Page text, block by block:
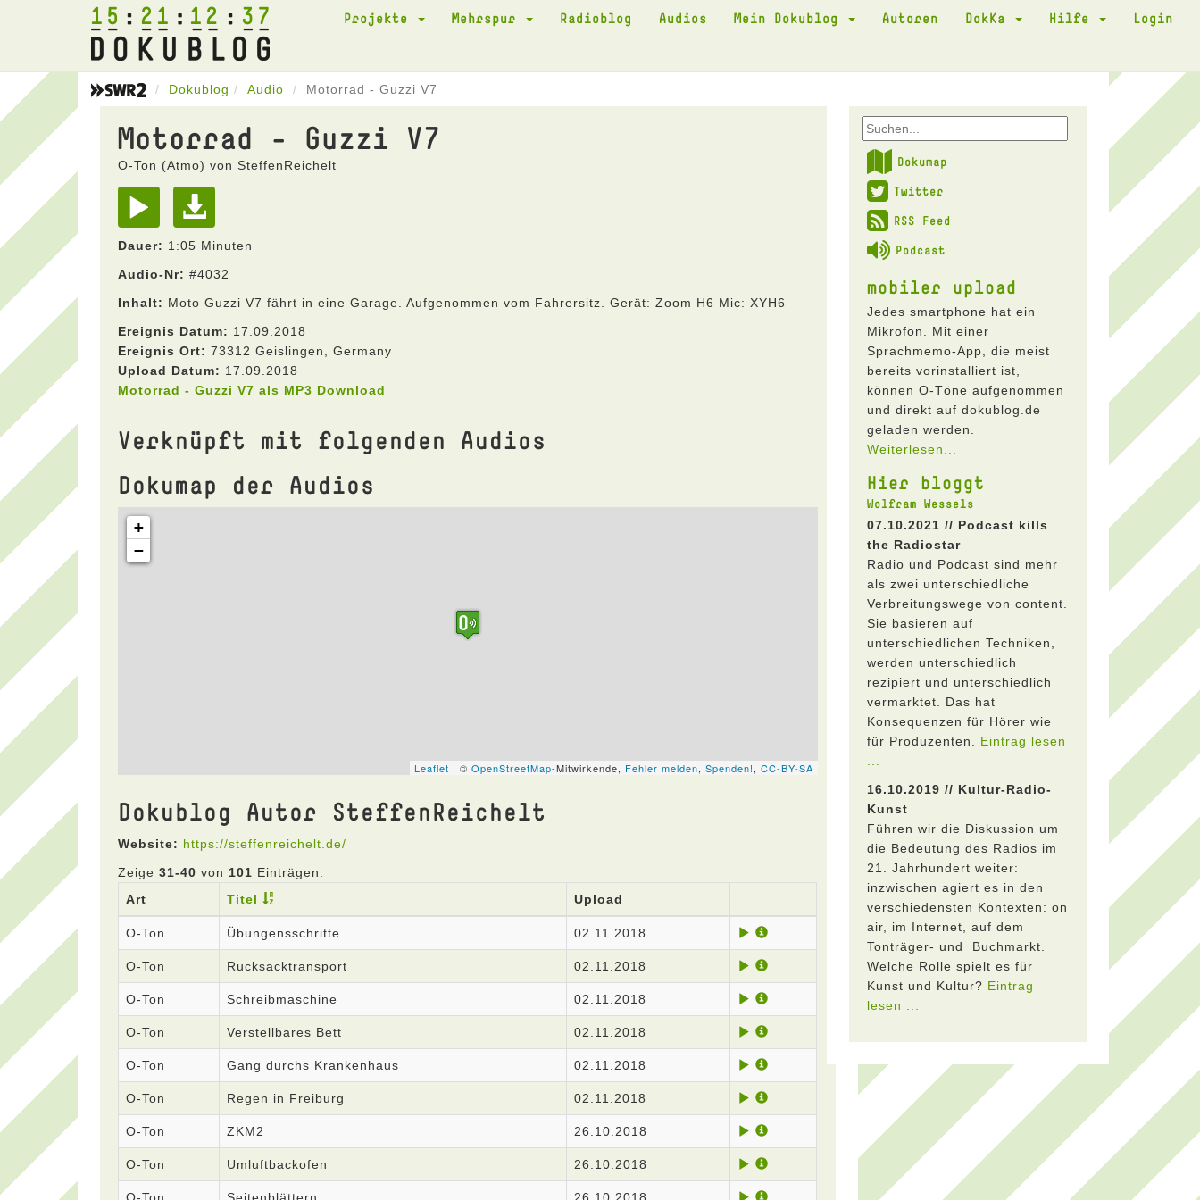
15 21 12 37 Projekte Mehrspur Radioblog Audios Mein Dokublog Autoren DokKa Hilfe Login
Dokublog Audio Motorrad - Guzzi V7
Motorrad - Guzzi V7
O-Ton (Atmo) von SteffenReichelt
Dauer: 1:05 Minuten
Audio-Nr: #4032
Inhalt: Moto Guzzi V7 fährt in eine Garage. Aufgenommen vom Fahrersitz. Gerät: Zoom H6 Mic: XYH6
Ereignis Datum: 17.09.2018
Ereignis Ort: 73312 Geislingen, Germany
Upload Datum: 17.09.2018
Motorrad - Guzzi V7 als MP3 Download
Verknüpft mit folgenden Audios
Dokumap der Audios
Dokublog Autor SteffenReichelt
Website: https://steffenreichelt.de/
Zeige 31-40 von 101 Einträgen.
Art
Titel Upload
O-Ton Übungensschritte 02.11.2018
O-Ton Rucksacktransport 02.11.2018
O-Ton Schreibmaschine 02.11.2018
O-Ton Verstellbares Bett 02.11.2018
O-Ton Gang durchs Krankenhaus 02.11.2018
O-Ton Regen in Freiburg 02.11.2018
O-Ton ZKM2 26.10.2018
O-Ton Umluftbackofen 26.10.2018
Dokumap
Twitter
RSS Feed
Podcast
mobiler upload
Jedes smartphone hat ein
Mikrofon. Mit einer
Sprachmemo-App, die meist
bereits vorinstalliert ist,
können O-Töne aufgenommen
und direkt auf dokublog.de
geladen werden.
Weiterlesen...
Hier bloggt
Wolfram Wessels
07.10.2021 // Podcast kills
the Radiostar
Radio und Podcast sind mehr
als zwei unterschiedliche
Verbreitungswege von content.
Sie basieren auf
unterschiedlichen Techniken,
werden unterschiedlich
rezipiert und unterschiedlich
vermarktet. Das hat
Konsequenzen für Hörer wie
für Produzenten. Eintrag lesen
16.10.2019 // Kultur-Radio-
Kunst
Führen wir die Diskussion um
die Bedeutung des Radios im
21. Jahrhundert weiter:
inzwischen agiert es in den
verschiedensten Kontexten: on
air, im Internet, auf dem
Tonträger- und Buchmarkt.
Welche Rolle spielt es für
Kunst und Kultur? Eintrag
lesen ...